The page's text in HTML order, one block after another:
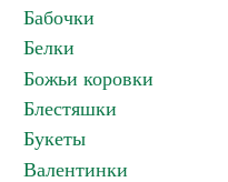
Бабочки
Белки
Божьи коровки
Блестяшки
Букеты
Валентинки